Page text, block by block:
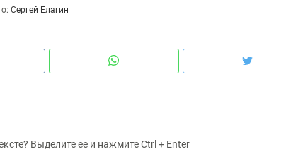
Сергей Елагин
Выделите ее и нажмите Ctrl + Enter